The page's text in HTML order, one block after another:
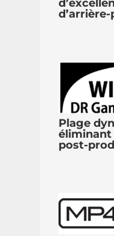
Plage
post-